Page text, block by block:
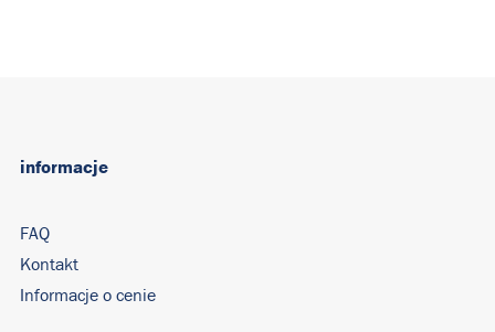
informacje
FAQ
Kontakt
Informacje o cenie